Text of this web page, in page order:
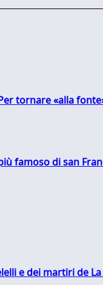
tornare «alla
famoso di san
e dei martiri de La